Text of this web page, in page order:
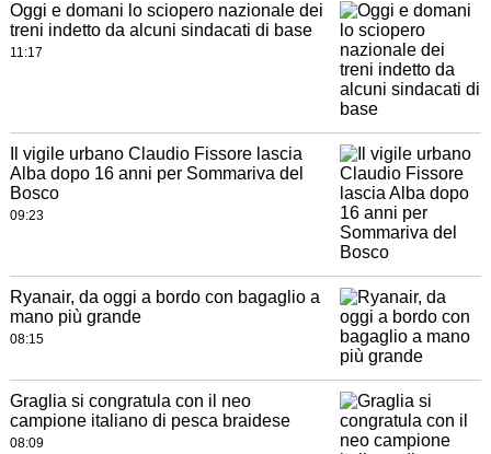
Oggi e domani lo sciopero nazionale dei
treni indetto da alcuni sindacati di base
11:17
Il vigile urbano Claudio Fissore lascia
Alba dopo 16 anni per Sommariva del
Bosco
09:23
Ryanair, da oggi a bordo con bagaglio a
mano più grande
08:15
Graglia si congratula con il neo
campione italiano di pesca braidese
08:09